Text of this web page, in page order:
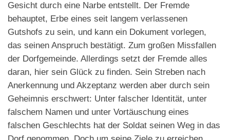
Gesicht durch eine Narbe entstellt. Der Fremde
behauptet, Erbe eines seit langem verlassenen
Gutshofs zu sein, und kann ein Dokument vorlegen,
das seinen Anspruch bestätigt. Zum großen Missfallen
der Dorfgemeinde. Allerdings setzt der Fremde alles
daran, hier sein Glück zu finden. Sein Streben nach
Anerkennung und Akzeptanz werden aber durch sein
Geheimnis erschwert: Unter falscher Identität, unter
falschem Namen und unter Vortäuschung eines
falschen Geschlechts hat der Soldat seinen Weg in das